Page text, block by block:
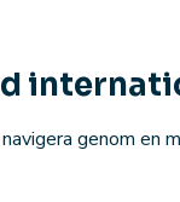
genom en